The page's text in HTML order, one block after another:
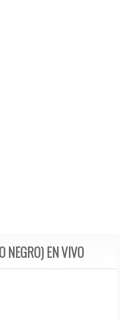
NEGRO) EN VIVO